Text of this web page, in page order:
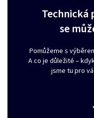
Technická
se
Pomůžeme s
A co je důležité –
jsme tu pro